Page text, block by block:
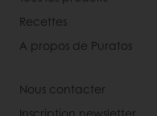
Recettes
A propos de Puratos
Nous contacter
Inscription newsletter